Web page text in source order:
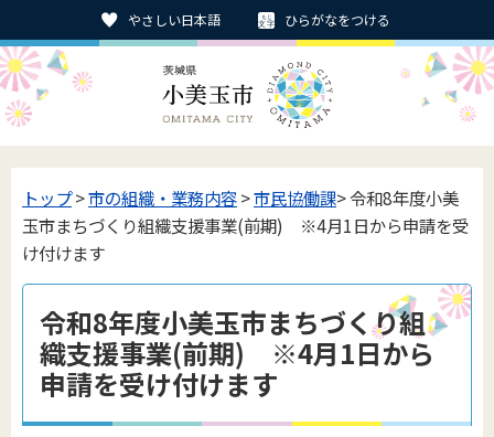
やさしい日本語 ひらがなをつける
トップ>市の組織・業務内容>市民協働課> 令和8年度小美
玉市まちづくり組織支援事業(前期) ※4月1日から申請を受
け付けます
令和8年度小美玉市まちづくり組
織支援事業(前期) ※4月1日から
申請を受け付けます